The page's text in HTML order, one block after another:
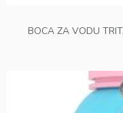
BOCA ZA VODU